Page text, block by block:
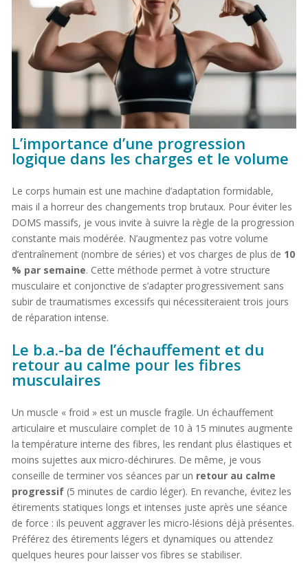
L’importance d’une progression
logique dans les charges et le volume
Le corps humain est une machine d’adaptation formidable,
mais il a horreur des changements trop brutaux. Pour éviter les
DOMS massifs, je vous invite à suivre la règle de la progression
constante mais modérée. N’augmentez pas votre volume
d’entraînement (nombre de séries) et vos charges de plus de 10
% par semaine. Cette méthode permet à votre structure
musculaire et conjonctive de s’adapter progressivement sans
subir de traumatismes excessifs qui nécessiteraient trois jours
de réparation intense.
Le b.a.-ba de l’échauffement et du
retour au calme pour les fibres
musculaires
Un muscle « froid » est un muscle fragile. Un échauffement
articulaire et musculaire complet de 10 à 15 minutes augmente
la température interne des fibres, les rendant plus élastiques et
moins sujettes aux micro-déchirures. De même, je vous
conseille de terminer vos séances par un retour au calme
progressif(5 minutes de cardio léger). En revanche, évitez les
étirements statiques longs et intenses juste après une séance
de force : ils peuvent aggraver les micro-lésions déjà présentes.
Préférez des étirements légers et dynamiques ou attendez
quelques heures pour laisser vos fibres se stabiliser.